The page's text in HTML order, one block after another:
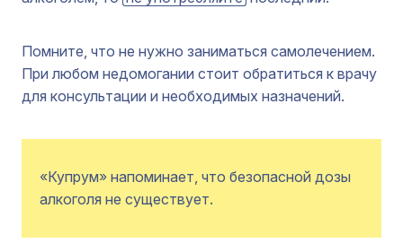
Помните, что не нужно заниматься самолечением.
При любом недомогании стоит обратиться к врачу
для консультации и необходимых назначений.
«Купрум» напоминает, что безопасной дозы
алкоголя не существует.